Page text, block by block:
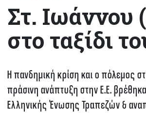
Στ.
στο ταξίδι
Η πανδημική κρίση και ο πόλεμος
πράσινη ανάπτυξη στην Ε.Ε.
Ελληνικής Ένωσης Τραπεζών &